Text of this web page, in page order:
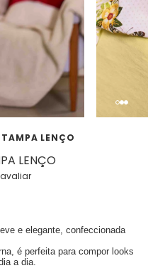
LENÇO
LENÇO
e elegante, confeccionada
é perfeita para compor looks
a dia.